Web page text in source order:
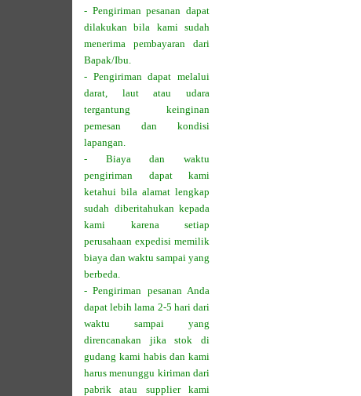
- Pengiriman pesanan dapat
dilakukan bila kami sudah
menerima pembayaran dari
Bapak/Ibu.
- Pengiriman dapat melalui
darat, laut atau udara
tergantung keinginan
pemesan dan kondisi
lapangan.
- Biaya dan waktu
pengiriman dapat kami
ketahui bila alamat lengkap
sudah diberitahukan kepada
kami karena setiap
perusahaan expedisi memilik
biaya dan waktu sampai yang
berbeda.
- Pengiriman pesanan Anda
dapat lebih lama 2-5 hari dari
waktu sampai yang
direncanakan jika stok di
gudang kami habis dan kami
harus menunggu kiriman dari
pabrik atau supplier kami